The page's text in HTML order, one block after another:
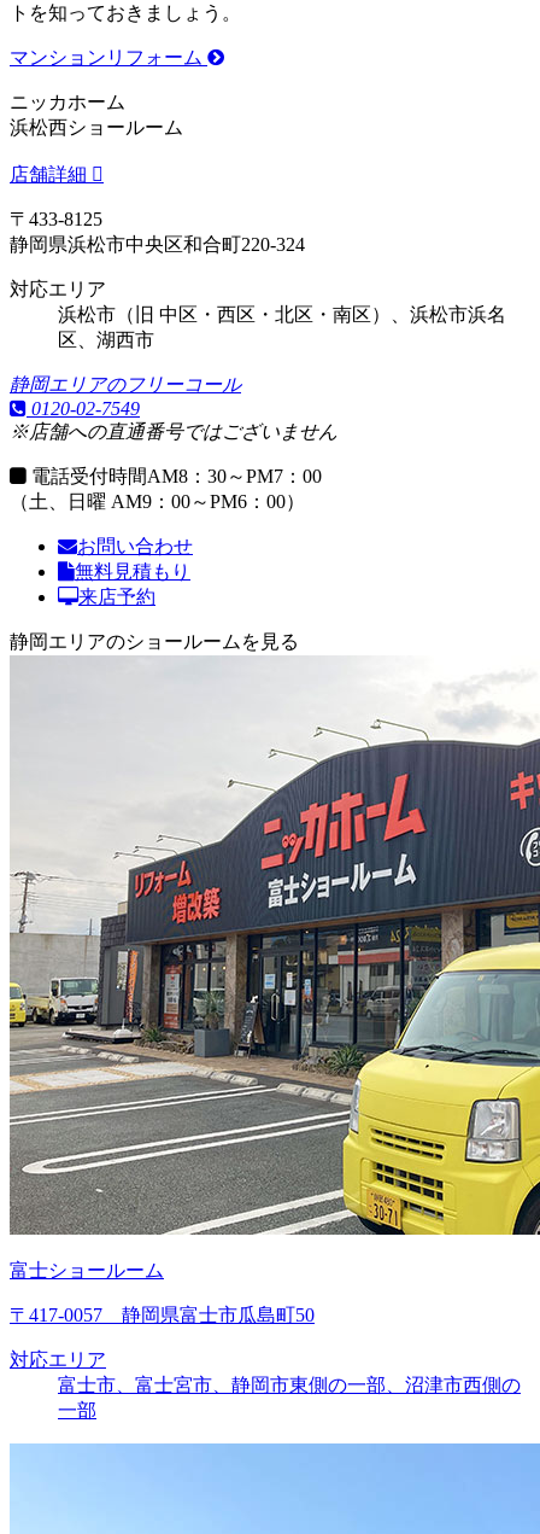
トを知っておきましょう。
マンションリフォーム
ニッカホーム
浜松西ショールーム
店舗詳細
〒433-8125
静岡県浜松市中央区和合町220-324
対応エリア
浜松市（旧 中区・西区・北区・南区）、浜松市浜名
区、湖西市
静岡エリアのフリーコール
0120-02-7549
※店舗への直通番号ではございません
電話受付時間AM8：30～PM7：00
（土、日曜 AM9：00～PM6：00）
お問い合わせ
無料見積もり
来店予約
静岡エリアのショールームを見る
富士ショールーム
〒417-0057 静岡県富士市瓜島町50
対応エリア
富士市、富士宮市、静岡市東側の一部、沼津市西側の
一部